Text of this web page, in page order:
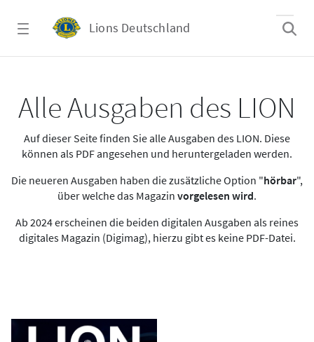
Lions Deutschland
Alle Ausgaben des LION
Auf dieser Seite finden Sie alle Ausgaben des LION. Diese
können als PDF angesehen und heruntergeladen werden.
Die neueren Ausgaben haben die zusätzliche Option "hörbar",
über welche das Magazin vorgelesen wird.
Ab 2024 erscheinen die beiden digitalen Ausgaben als reines
digitales Magazin (Digimag), hierzu gibt es keine PDF-Datei.